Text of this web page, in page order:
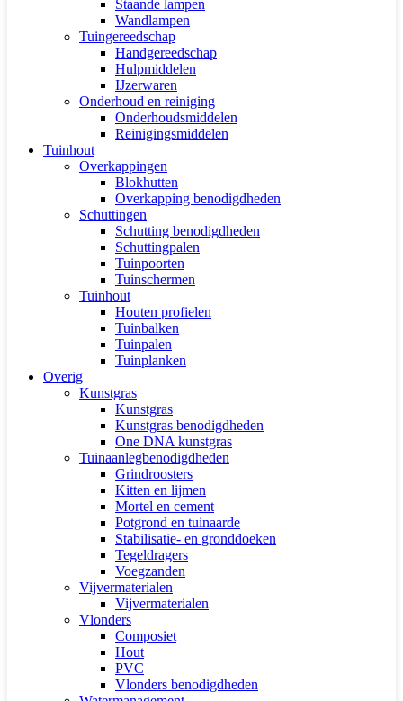
Staande lampen
Wandlampen
Tuingereedschap
Handgereedschap
Hulpmiddelen
IJzerwaren
Onderhoud en reiniging
Onderhoudsmiddelen
Reinigingsmiddelen
Tuinhout
Overkappingen
Blokhutten
Overkapping benodigdheden
Schuttingen
Schutting benodigdheden
Schuttingpalen
Tuinpoorten
Tuinschermen
Tuinhout
Houten profielen
Tuinbalken
Tuinpalen
Tuinplanken
Overig
Kunstgras
Kunstgras
Kunstgras benodigdheden
One DNA kunstgras
Tuinaanlegbenodigdheden
Grindroosters
Kitten en lijmen
Mortel en cement
Potgrond en tuinaarde
Stabilisatie- en gronddoeken
Tegeldragers
Voegzanden
Vijvermaterialen
Vijvermaterialen
Vlonders
Composiet
Hout
PVC
Vlonders benodigdheden